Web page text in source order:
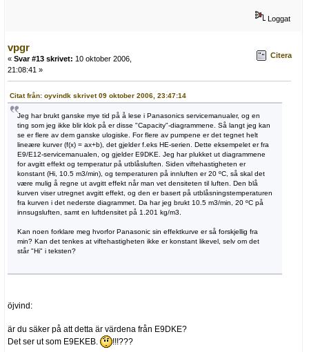
Loggat
vpgr
« Svar #13 skrivet: 10 oktober 2006,
21:08:41 »
Citera
Citat från: oyvindk skrivet 09 oktober 2006, 23:47:14
Jeg har brukt ganske mye tid på å lese i Panasonics servicemanualer, og en
ting som jeg ikke blir klok på er disse "Capacity"-diagrammene. Så langt jeg kan
se er flere av dem ganske ulogiske. For flere av pumpene er det tegnet helt
lineære kurver (f(x) = ax+b), det gjelder f.eks HE-serien. Dette eksempelet er fra
E9/E12-servicemanualen, og gjelder E9DKE. Jeg har plukket ut diagrammene
for avgitt effekt og temperatur på utblåsluften. Siden viftehastigheten er
konstant (Hi, 10.5 m3/min), og temperaturen på innluften er 20 ºC, så skal det
være mulig å regne ut avgitt effekt når man vet densiteten til luften. Den blå
kurven viser utregnet avgitt effekt, og den er basert på utblåsningstemperaturen
fra kurven i det nederste diagrammet. Da har jeg brukt 10.5 m3/min, 20 ºC på
innsugsluften, samt en luftdensitet på 1.201 kg/m3.
Kan noen forklare meg hvorfor Panasonic sin effektkurve er så forskjellig fra
min? Kan det tenkes at viftehastigheten ikke er konstant likevel, selv om det
står "Hi" i teksten?
öjvind:
är du säker på att detta är värdena från E9DKE?
Det ser ut som E9EKEB.
!!!???